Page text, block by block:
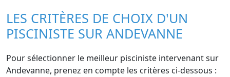
LES CRITÈRES DE CHOIX D'UN
PISCINISTE SUR ANDEVANNE
Pour sélectionner le meilleur pisciniste intervenant sur
Andevanne, prenez en compte les critères ci-dessous :